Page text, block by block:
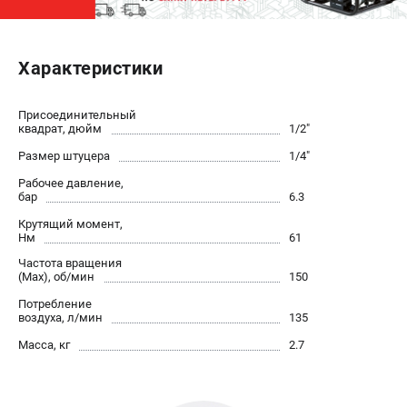
Генераторы бензиновые
Генераторы инверторные
Генераторы сварочные
ПОЛЕЗНЫЕ СТАТЬИ
Как выбрать мотопомпу?
Как выбрать бензопилу?
Как выбрать компрессор?
Как правильно выбрать генератор?
Как выбрать сварочный аппарат?
Характеристики
Присоединительный
квадрат, дюйм
1/2"
Размер штуцера
1/4"
Рабочее давление,
бар
6.3
Крутящий момент,
Нм
61
Частота вращения
(Max), об/мин
150
Потребление
воздуха, л/мин
135
Масса, кг
2.7